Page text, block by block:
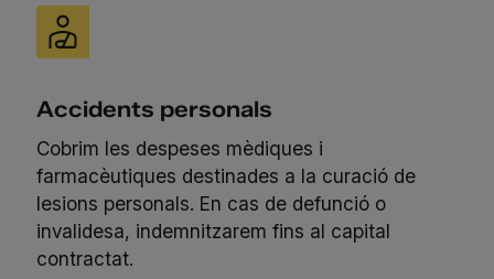
Accidents personals
Cobrim les despeses mèdiques i
farmacèutiques destinades a la curació de
lesions personals. En cas de defunció o
invalidesa, indemnitzarem fins al capital
contractat.